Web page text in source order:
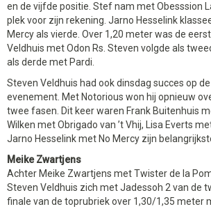
en de vijfde positie. Stef nam met Obesssion
plek voor zijn rekening. Jarno Hesselink
Mercy als vierde. Over 1,20 meter was de
Veldhuis met Odon Rs. Steven volgde als
als derde met Pardi.
Steven Veldhuis had ook dinsdag succes op
evenement. Met Notorious won hij opnieuw
twee fasen. Dit keer waren Frank Buitenhuis
Wilken met Obrigado van ’t Vhij, Lisa Everts
Jarno Hesselink met No Mercy zijn
Meike Zwartjens
Achter Meike Zwartjens met Twister de la
Steven Veldhuis zich met Jadessoh 2 van de
finale van de toprubriek over 1,30/1,35 meter